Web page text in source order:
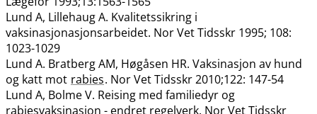
Lund A, Lillehaug A. Kvalitetssikring i
vaksinasjonasjonsarbeidet. Nor Vet Tidsskr 1995; 108:
1023-1029
Lund A. Bratberg AM, Høgåsen HR. Vaksinasjon av hund
og katt mot rabies. Nor Vet Tidsskr 2010;122: 147-54
Lund A, Bolme V. Reising med familiedyr og
rabiesvaksinasjon - endret regelverk. Nor Vet Tidsskr